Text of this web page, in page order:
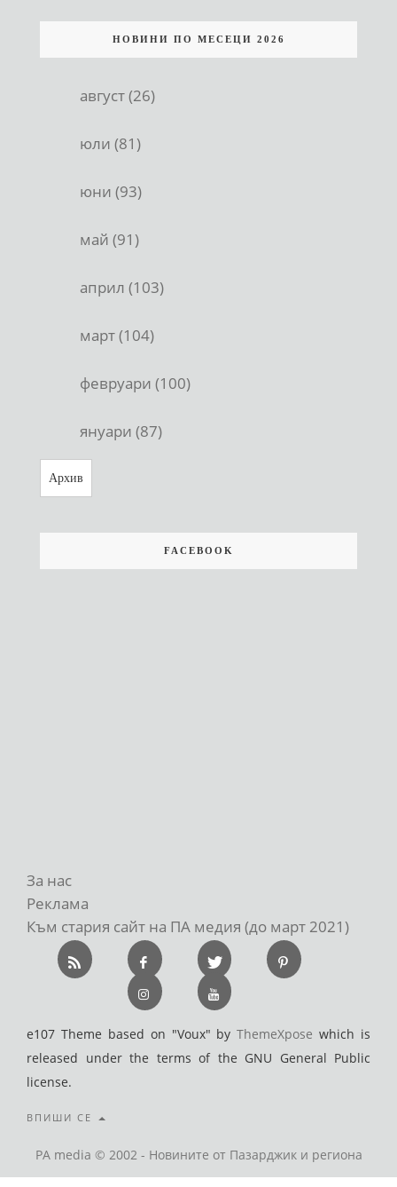
НОВИНИ ПО МЕСЕЦИ 2026
август (26)
юли (81)
юни (93)
май (91)
април (103)
март (104)
февруари (100)
януари (87)
Архив
FACEBOOK
За нас
Реклама
Към стария сайт на ПА медия (до март 2021)
e107 Theme based on "Voux" byThemeXpose which is
released under the terms of the GNU General Public
license.
ВПИШИ СЕ
PA media © 2002 - Новините от Пазарджик и региона